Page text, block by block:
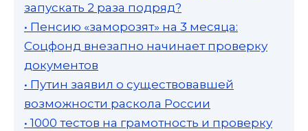
запускать 2 раза подряд?
• Пенсию «заморозят» на 3 месяца:
Соцфонд внезапно начинает проверку
документов
• Путин заявил о существовавшей
возможности раскола России
• 1000 тестов на грамотность и проверку